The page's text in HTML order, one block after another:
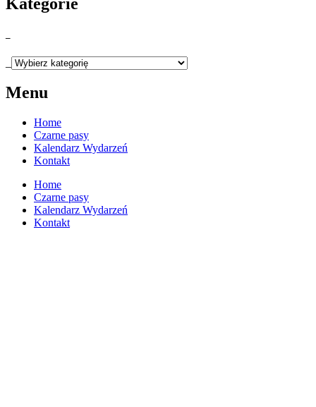
Menu
Home
Czarne pasy
Kalendarz Wydarzeń
Kontakt
Home
Czarne pasy
Kalendarz Wydarzeń
Kontakt